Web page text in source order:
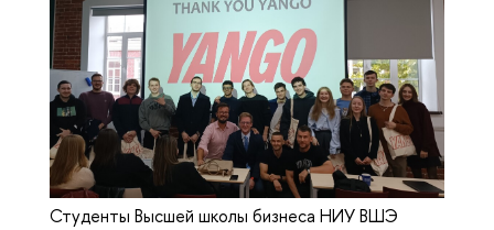
Студенты Высшей школы бизнеса НИУ ВШЭ